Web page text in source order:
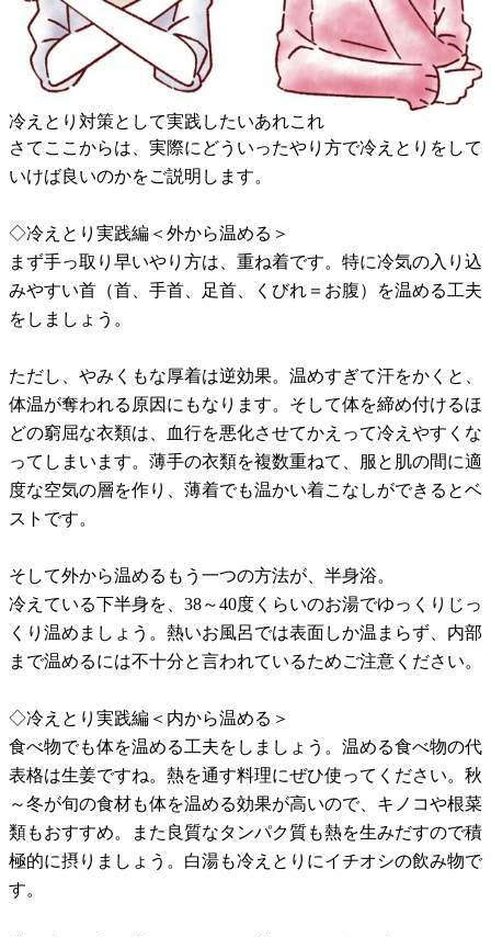
冷えとり対策として実践したいあれこれ
さてここからは、実際にどういったやり方で冷えとりをして
いけば良いのかをご説明します。
◇冷えとり実践編＜外から温める＞
まず手っ取り早いやり方は、重ね着です。特に冷気の入り込
みやすい首（首、手首、足首、くびれ＝お腹）を温める工夫
をしましょう。
ただし、やみくもな厚着は逆効果。温めすぎて汗をかくと、
体温が奪われる原因にもなります。そして体を締め付けるほ
どの窮屈な衣類は、血行を悪化させてかえって冷えやすくな
ってしまいます。薄手の衣類を複数重ねて、服と肌の間に適
度な空気の層を作り、薄着でも温かい着こなしができるとベ
ストです。
そして外から温めるもう一つの方法が、半身浴。
冷えている下半身を、38～40度くらいのお湯でゆっくりじっ
くり温めましょう。熱いお風呂では表面しか温まらず、内部
まで温めるには不十分と言われているためご注意ください。
◇冷えとり実践編＜内から温める＞
食べ物でも体を温める工夫をしましょう。温める食べ物の代
表格は生姜ですね。熱を通す料理にぜひ使ってください。秋
～冬が旬の食材も体を温める効果が高いので、キノコや根菜
類もおすすめ。また良質なタンパク質も熱を生みだすので積
極的に摂りましょう。白湯も冷えとりにイチオシの飲み物で
す。